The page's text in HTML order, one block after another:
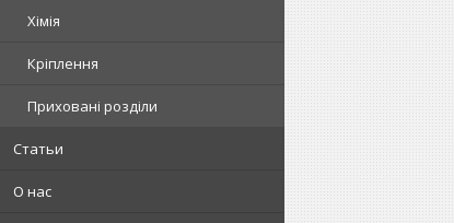
Хімія
Кріплення
Приховані розділи
Статьи
О нас